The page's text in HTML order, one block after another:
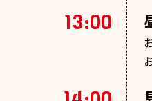
13:00